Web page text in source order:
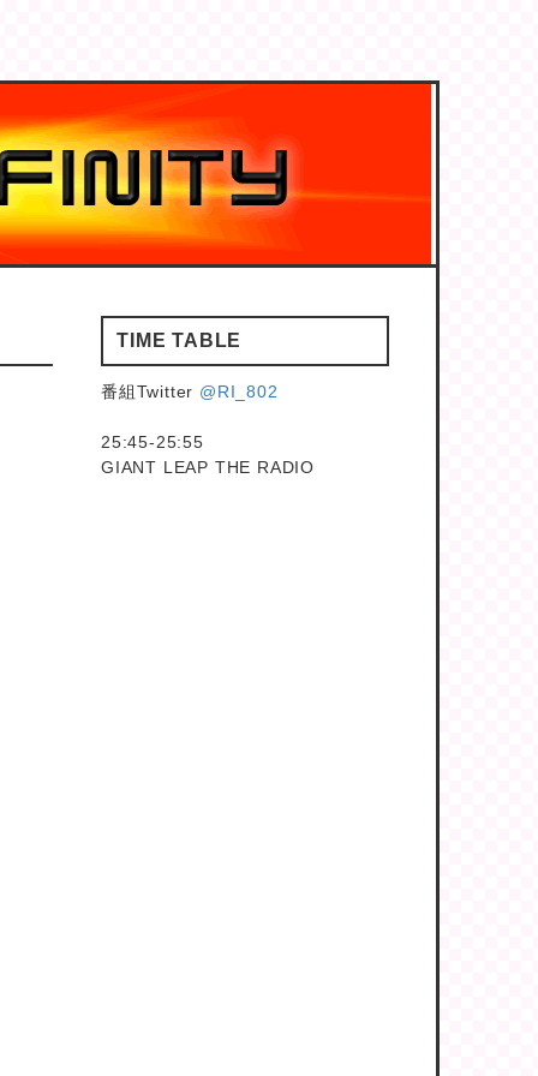
TIME TABLE
番組Twitter @RI_802
25:45-25:55
GIANT LEAP THE RADIO